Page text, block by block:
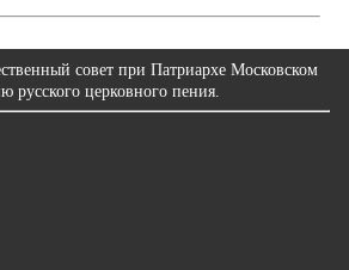
совет при Патриархе Московском
русского церковного пения.